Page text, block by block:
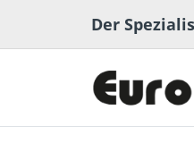
Der